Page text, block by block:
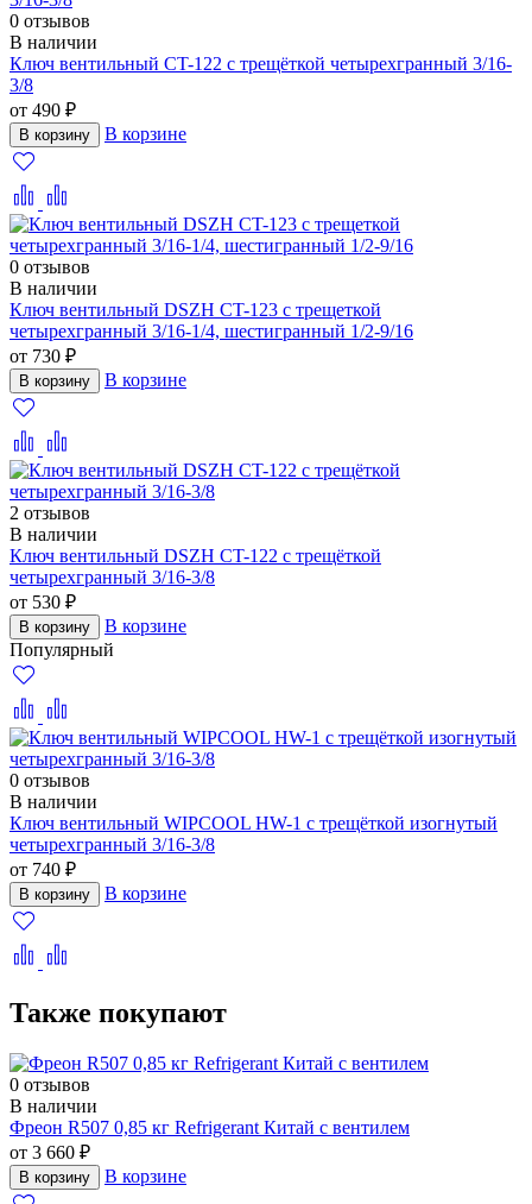
0 отзывов
В наличии
Ключ вентильный CT-122 с трещёткой четырехгранный 3/16-
3/8
от 490 ₽
В корзину В корзине
0 отзывов
В наличии
Ключ вентильный DSZH CT-123 с трещеткой
четырехгранный 3/16-1/4, шестигранный 1/2-9/16
от 730 ₽
В корзину В корзине
2 отзывов
В наличии
Ключ вентильный DSZH CT-122 с трещёткой
четырехгранный 3/16-3/8
от 530 ₽
В корзину
В корзине
Популярный
0 отзывов
В наличии
Ключ вентильный WIPCOOL HW-1 с трещёткой изогнутый
четырехгранный 3/16-3/8
от 740 ₽
В корзину В корзине
Также покупают
0 отзывов
В наличии
Фреон R507 0,85 кг Refrigerant Китай с вентилем
от 3 660 ₽
В корзину В корзине